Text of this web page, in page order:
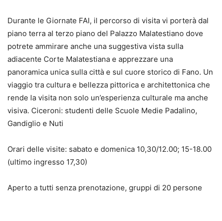
Durante le Giornate FAI, il percorso di visita vi porterà dal
piano terra al terzo piano del Palazzo Malatestiano dove
potrete ammirare anche una suggestiva vista sulla
adiacente Corte Malatestiana e apprezzare una
panoramica unica sulla città e sul cuore storico di Fano. Un
viaggio tra cultura e bellezza pittorica e architettonica che
rende la visita non solo un’esperienza culturale ma anche
visiva. Ciceroni: studenti delle Scuole Medie Padalino,
Gandiglio e Nuti
Orari delle visite: sabato e domenica 10,30/12.00; 15-18.00
(ultimo ingresso 17,30)
Aperto a tutti senza prenotazione, gruppi di 20 persone